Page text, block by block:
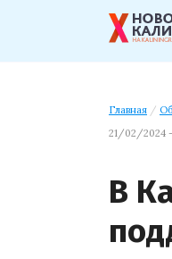
Главная /
21/02/2024
В